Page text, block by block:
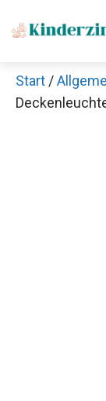
Inhalt
Start /